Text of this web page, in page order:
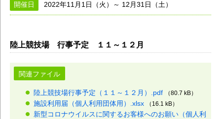
開催日 2022年11月1日（火）～ 12月31日（土）
陸上競技場 行事予定 １１～１２月
関連ファイル
陸上競技場行事予定（１１～１２月）.pdf （80.7 kB）
施設利用届（個人利用団体用）.xlsx （16.1 kB）
新型コロナウイルスに関するお客様へのお願い（個人利